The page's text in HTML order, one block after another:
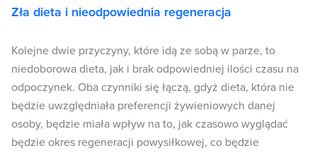
Zła dieta i nieodpowiednia regeneracja
Kolejne dwie przyczyny, które idą ze sobą w parze, to
niedoborowa dieta, jak i brak odpowiedniej ilości czasu na
odpoczynek. Oba czynniki się łączą, gdyż dieta, która nie
będzie uwzględniała preferencji żywieniowych danej
osoby, będzie miała wpływ na to, jak czasowo wyglądać
będzie okres regeneracji powysiłkowej, co będzie